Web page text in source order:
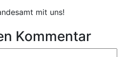
mit uns!
Kommentar